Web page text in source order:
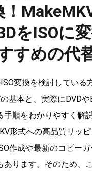
！
をISOに
すめの代
変換を検討している
基本と、実際にDVD
手順をわかりやすく解説
形式への高品質リッ
作成や最新のコピー
あります。そのため、